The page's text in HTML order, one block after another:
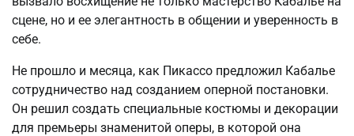
сцене, но и ее элегантность в общении и уверенность в
себе.
Не прошло и месяца, как Пикассо предложил Кабалье
сотрудничество над созданием оперной постановки.
Он решил создать специальные костюмы и декорации
для премьеры знаменитой оперы, в которой она